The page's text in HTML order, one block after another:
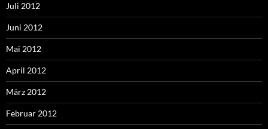
Juli 2012
Juni 2012
Mai 2012
April 2012
März 2012
Februar 2012